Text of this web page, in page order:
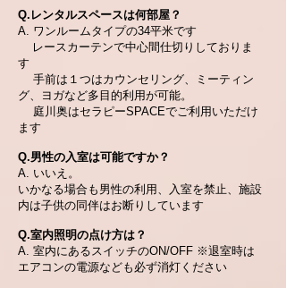
Q.レンタルスペースは何部屋？
A. ワンルームタイプの34平米です
レースカーテンで中心間仕切りしておりま
す
手前は１つはカウンセリング、ミーティン
グ、ヨガなど多目的利用が可能。
庭川奥はセラピーSPACEでご利用いただけ
ます
Q.男性の入室は可能ですか？
A. いいえ。
いかなる場合も男性の利用、入室を禁止、施設
内は子供の同伴はお断りしています
Q.室内照明の点け方は？
A. 室内にあるスイッチのON/OFF ※退室時は
エアコンの電源なども必ず消灯ください